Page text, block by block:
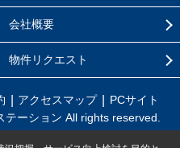
会社概要
物件リクエスト
アクセスマップ
PCサイト
ーション All rights reserved.